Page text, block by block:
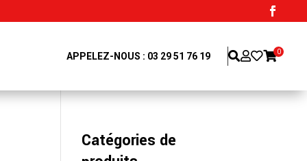
APPELEZ-NOUS : 03 29 51 76 19 0
Catégories de